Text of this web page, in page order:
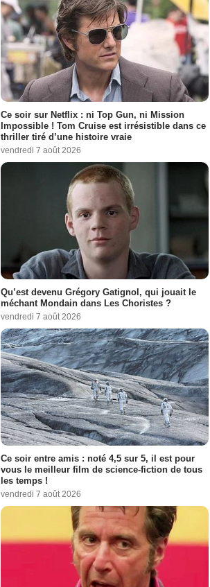
Ce soir sur Netflix : ni Top Gun, ni Mission
Impossible ! Tom Cruise est irrésistible dans ce
thriller tiré d’une histoire vraie
vendredi 7 août 2026
Qu’est devenu Grégory Gatignol, qui jouait le
méchant Mondain dans Les Choristes ?
vendredi 7 août 2026
Ce soir entre amis : noté 4,5 sur 5, il est pour
vous le meilleur film de science-fiction de tous
les temps !
vendredi 7 août 2026